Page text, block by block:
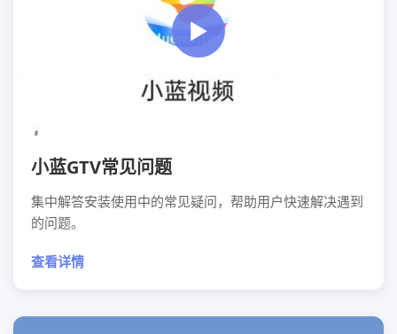
▶
小蓝GTV常见问题
集中解答安装使用中的常见疑问，帮助用户快速解决遇到
的问题。
查看详情